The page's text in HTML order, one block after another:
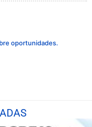
oportunidades.